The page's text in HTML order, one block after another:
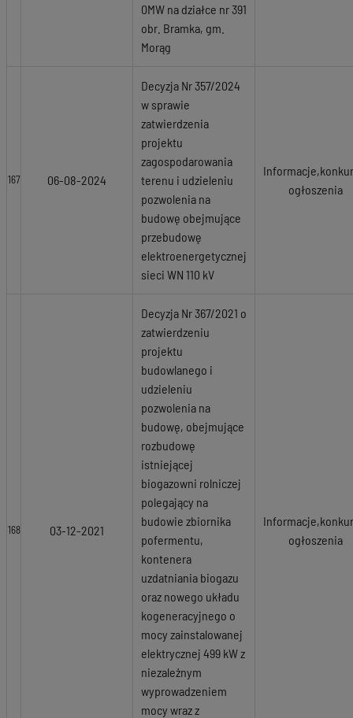
0MW na działce nr 391
obr. Bramka, gm.
Morąg
167 06-08-2024
Decyzja Nr 357/2024
w sprawie
zatwierdzenia
projektu
zagospodarowania
terenu i udzieleniu
pozwolenia na
budowę obejmujące
przebudowę
elektroenergetycznej
sieci WN 110 kV
ogłoszenia
168 03-12-2021
Decyzja Nr 367/2021 o
zatwierdzeniu
projektu
budowlanego i
udzieleniu
pozwolenia na
budowę, obejmujące
rozbudowę
istniejącej
biogazowni rolniczej
polegający na
budowie zbiornika
pofermentu,
kontenera
uzdatniania biogazu
oraz nowego układu
kogeneracyjnego o
mocy zainstalowanej
elektrycznej 499 kW z
niezależnym
wyprowadzeniem
mocy wraz z
ogłoszenia